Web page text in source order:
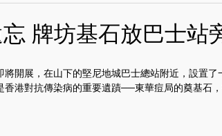
牌坊基石放巴士站
開展，在山下的堅尼地城巴士總站附近，設置了
港對抗傳染病的重要遺蹟──東華痘局的奠基石，